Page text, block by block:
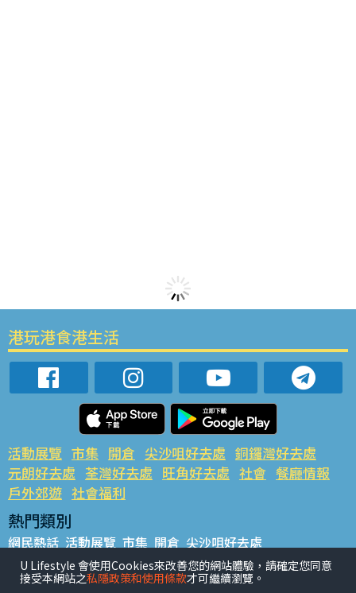
港玩港食港生活
活動展覽 市集 開倉 尖沙咀好去處 銅鑼灣好去處
元朗好去處 荃灣好去處 旺角好去處 社會 餐廳情報
戶外郊遊 社會福利
熱門類別
網民熱話 活動展覽 市集 開倉 尖沙咀好去處
銅鑼灣好去處 元朗好去處 荃灣好去處 旺角好去處 社會
餐廳情報 戶外郊遊
U Lifestyle 會使用Cookies來改善您的網站體驗，請確定您同意
接受本網站之私隱政策和使用條款才可繼續瀏覽。